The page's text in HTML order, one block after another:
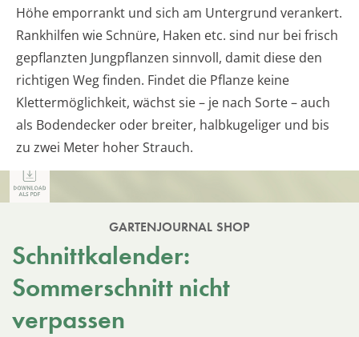
Höhe emporrankt und sich am Untergrund verankert.
Rankhilfen wie Schnüre, Haken etc. sind nur bei frisch
gepflanzten Jungpflanzen sinnvoll, damit diese den
richtigen Weg finden. Findet die Pflanze keine
Klettermöglichkeit, wächst sie – je nach Sorte – auch
als Bodendecker oder breiter, halbkugeliger und bis
zu zwei Meter hoher Strauch.
GARTENJOURNAL SHOP
Schnittkalender:
Sommerschnitt nicht
verpassen